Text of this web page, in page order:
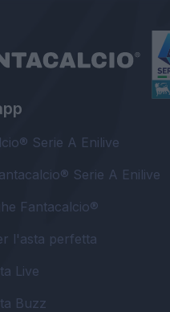
Serie A Enilive
Serie A Enilive
Fantacalcio®
l'asta perfetta
Live
Buzz